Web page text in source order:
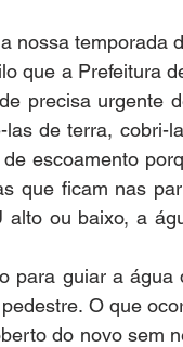
nossa temporada
que a Prefeitura
precisa urgente
de terra, cobri-
escoamento
que ficam nas
ou baixo, a
para guiar a
O que
do novo sem